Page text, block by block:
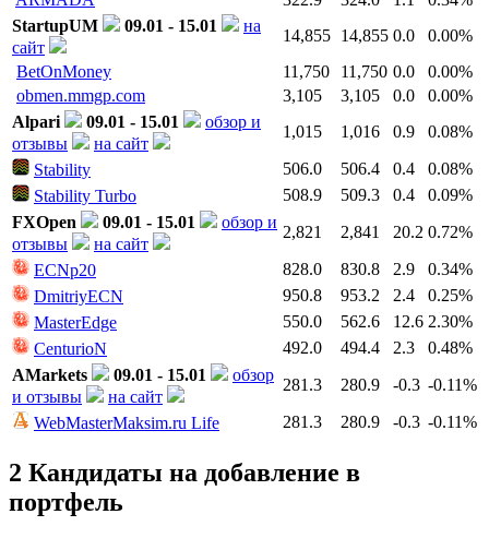
StartupUM
09.01 - 15.01
на
сайт
14,855 14,855 0.0
0.00%
BetOnMoney
11,750 11,750 0.0
0.00%
obmen.mmgp.com
3,105 3,105 0.0
0.00%
Alpari
09.01 - 15.01
обзор и
отзывы
на сайт
1,015 1,016 0.9 0.08%
Stability 506.0 506.4 0.4
0.08%
Stability Turbo
508.9 509.3 0.4
0.09%
FXOpen
09.01 - 15.01
обзор и
отзывы
на сайт
2,821 2,841 20.2 0.72%
ECNp20 828.0 830.8 2.9
0.34%
DmitriyECN
950.8 953.2 2.4
0.25%
MasterEdge
550.0 562.6 12.6 2.30%
CenturioN
492.0 494.4 2.3
0.48%
AMarkets
09.01 - 15.01
обзор
и отзывы
на сайт
281.3 280.9 -0.3 -0.11%
WebMasterMaksim.ru Life 281.3 280.9 -0.3 -0.11%
2 Кандидаты на добавление в
портфель